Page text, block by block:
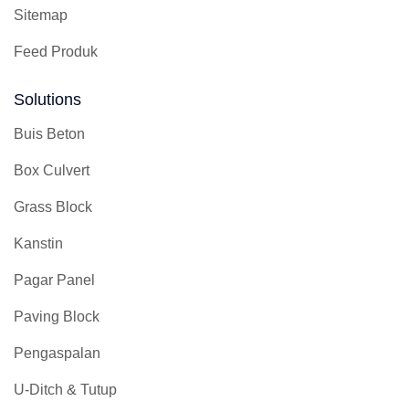
Sitemap
Feed Produk
Solutions
Buis Beton
Box Culvert
Grass Block
Kanstin
Pagar Panel
Paving Block
Pengaspalan
U-Ditch & Tutup